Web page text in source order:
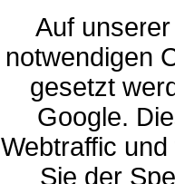
Auf
notwendigen
gesetzt
Google.
Webtraffic
Sie der